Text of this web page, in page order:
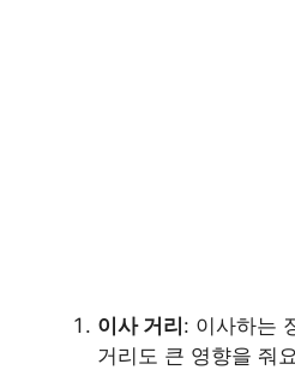
이사 거리: 이사하는
거리도 큰 영향을 줘